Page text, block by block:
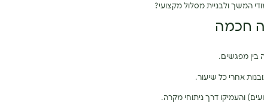
המשך ולבניית מסלול מקצועי?
חכמה
בין מפגשים.
אחרי כל שיעור.
והעמיקו דרך ניתוחי מקרה.